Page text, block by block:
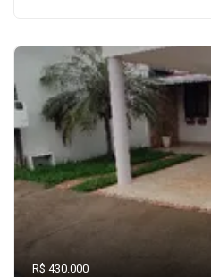
R$ 430.000